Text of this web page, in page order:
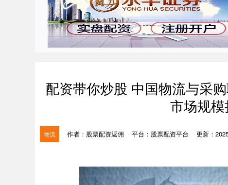
配资带你炒股 中国物流与采
市场规
物流 作者：股票配资返佣 平台：股票配资平台 更新：